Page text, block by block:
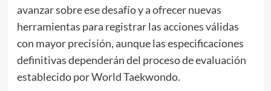
avanzar sobre ese desafío y a ofrecer nuevas
herramientas para registrar las acciones válidas
con mayor precisión, aunque las especificaciones
definitivas dependerán del proceso de evaluación
establecido por World Taekwondo.